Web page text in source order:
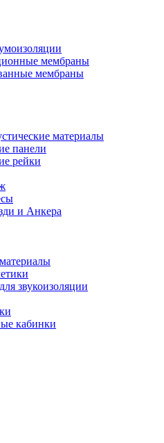
мембраны
мембраны
материалы
панели
рейки
и Анкера
звукоизоляции
кабинки